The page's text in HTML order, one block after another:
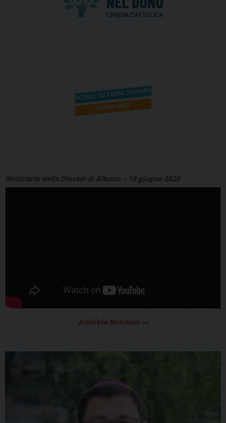
Notiziario della Diocesi di Albano – 18 giugno 2026
Archivio Notiziari >>